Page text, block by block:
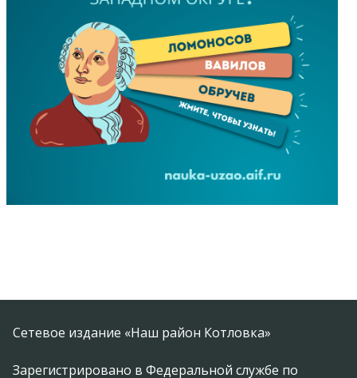
Сетевое издание «Наш район Котловка»
Зарегистрировано в Федеральной службе по